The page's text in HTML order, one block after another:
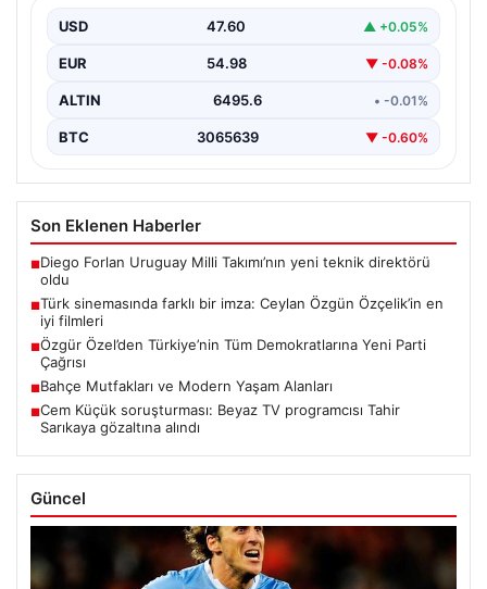
USD 47.60 ▲ +0.05%
EUR 54.98 ▼ -0.08%
ALTIN 6495.6 • -0.01%
BTC 3065639 ▼ -0.60%
Son Eklenen Haberler
■Diego Forlan Uruguay Milli Takımı’nın yeni teknik direktörü
oldu
■Türk sinemasında farklı bir imza: Ceylan Özgün Özçelik’in en
iyi filmleri
■Özgür Özel’den Türkiye’nin Tüm Demokratlarına Yeni Parti
Çağrısı
■Bahçe Mutfakları ve Modern Yaşam Alanları
■Cem Küçük soruşturması: Beyaz TV programcısı Tahir
Sarıkaya gözaltına alındı
Güncel